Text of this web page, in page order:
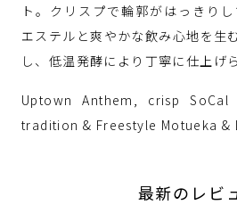
ト。クリスプで輪郭がはっきり
エステルと爽やかな飲み心地を生
し、低温発酵により丁寧に仕上げ
Uptown Anthem, crisp
tradition & Freestyle Motueka &
最新のレビ